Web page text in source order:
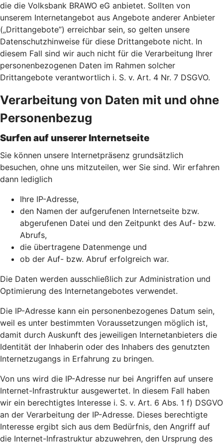
die die Volksbank BRAWO eG anbietet. Sollten von
unserem Internetangebot aus Angebote anderer Anbieter
(„Drittangebote”) erreichbar sein, so gelten unsere
Datenschutzhinweise für diese Drittangebote nicht. In
diesem Fall sind wir auch nicht für die Verarbeitung Ihrer
personenbezogenen Daten im Rahmen solcher
Drittangebote verantwortlich i. S. v. Art. 4 Nr. 7 DSGVO.
Verarbeitung von Daten mit und ohne
Personenbezug
Surfen auf unserer Internetseite
Sie können unsere Internetpräsenz grundsätzlich
besuchen, ohne uns mitzuteilen, wer Sie sind. Wir erfahren
dann lediglich
Ihre IP-Adresse,
den Namen der aufgerufenen Internetseite bzw.
abgerufenen Datei und den Zeitpunkt des Auf- bzw.
Abrufs,
die übertragene Datenmenge und
ob der Auf- bzw. Abruf erfolgreich war.
Die Daten werden ausschließlich zur Administration und
Optimierung des Internetangebotes verwendet.
Die IP-Adresse kann ein personenbezogenes Datum sein,
weil es unter bestimmten Voraussetzungen möglich ist,
damit durch Auskunft des jeweiligen Internetanbieters die
Identität der Inhaberin oder des Inhabers des genutzten
Internetzugangs in Erfahrung zu bringen.
Von uns wird die IP-Adresse nur bei Angriffen auf unsere
Internet-Infrastruktur ausgewertet. In diesem Fall haben
wir ein berechtigtes Interesse i. S. v. Art. 6 Abs. 1 f) DSGVO
an der Verarbeitung der IP-Adresse. Dieses berechtigte
Interesse ergibt sich aus dem Bedürfnis, den Angriff auf
die Internet-Infrastruktur abzuwehren, den Ursprung des